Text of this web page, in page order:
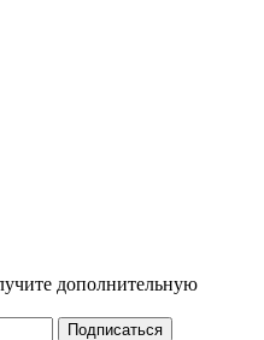
дополнительную